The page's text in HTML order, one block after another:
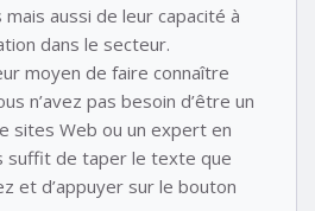
aussi de leur capacité à
dans le secteur.
moyen de faire connaître
n’avez pas besoin d’être un
sites Web ou un expert en
suffit de taper le texte que
et d’appuyer sur le bouton